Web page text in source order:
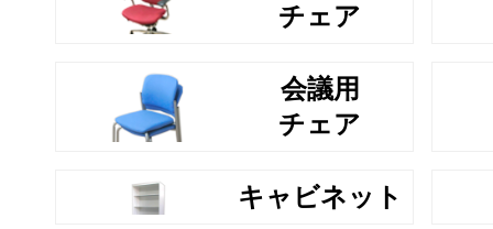
チェア
会議用
チェア
キャビネット